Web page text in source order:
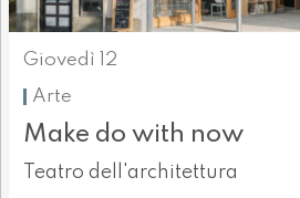
Giovedì 12
Arte
Make do with now
Teatro dell'architettura